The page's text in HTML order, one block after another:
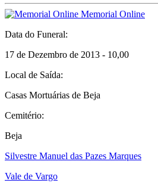
Memorial Online
Data do Funeral:
17 de Dezembro de 2013 - 10,00
Local de Saída:
Casas Mortuárias de Beja
Cemitério:
Beja
Silvestre Manuel das Pazes Marques
Vale de Vargo